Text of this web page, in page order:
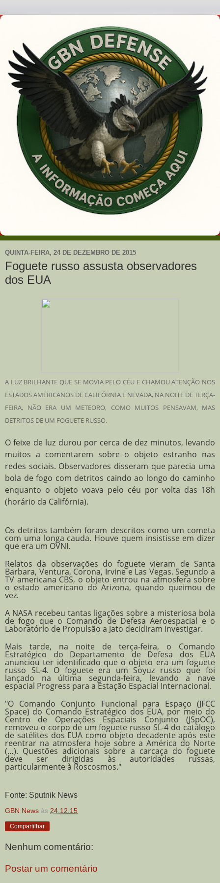
QUINTA-FEIRA, 24 DE DEZEMBRO DE 2015
Foguete russo assusta observadores
dos EUA
A LUZ BRILHANTE QUE SE MOVIA PELO CÉU E CHAMOU ATENÇÃO NOS
ESTADOS AMERICANOS DE CALIFÓRNIA E NEVADA, NA NOITE DE TERÇA-
FEIRA, NÃO ERA UM METEORO, COMO MUITOS PENSAVAM, MAS
DETRITOS DE UM FOGUETE RUSSO.
O feixe de luz durou por cerca de dez minutos, levando
muitos a comentarem sobre o objeto estranho nas
redes sociais. Observadores disseram que parecia uma
bola de fogo com detritos caindo ao longo do caminho
enquanto o objeto voava pelo céu por volta das 18h
(horário da Califórnia).
Os detritos também foram descritos como um cometa
com uma longa cauda. Houve quem insistisse em dizer
que era um OVNI.
Relatos da observações do foguete vieram de Santa
Barbara, Ventura, Corona, Irvine e Las Vegas. Segundo a
TV americana CBS, o objeto entrou na atmosfera sobre
o estado americano do Arizona, quando queimou de
vez.
A NASA recebeu tantas ligações sobre a misteriosa bola
de fogo que o Comando de Defesa Aeroespacial e o
Laboratório de Propulsão a Jato decidiram investigar.
Mais tarde, na noite de terça-feira, o Comando
Estratégico do Departamento de Defesa dos EUA
anunciou ter identificado que o objeto era um foguete
russo SL-4. O foguete era um Soyuz russo que foi
lançado na última segunda-feira, levando a nave
espacial Progress para a Estação Espacial Internacional.
"O Comando Conjunto Funcional para Espaço (JFCC
Space) do Comando Estratégico dos EUA, por meio do
Centro de Operações Espaciais Conjunto (JSpOC),
removeu o corpo de um foguete russo SL-4 do catálogo
de satélites dos EUA como objeto decadente após este
reentrar na atmosfera hoje sobre a América do Norte
(…). Questões adicionais sobre a carcaça do foguete
deve ser dirigidas às autoridades russas,
particularmente à Roscosmos."
Fonte: Sputnik News
GBN News às 24.12.15
Compartilhar
Nenhum comentário:
Postar um comentário